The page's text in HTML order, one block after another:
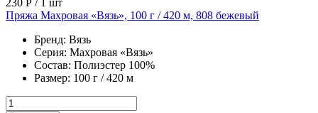
Пряжа Махровая «Вязь», 100 г / 420 м, 808 бежевый
Бренд: Вязь
Серия: Махровая «Вязь»
Состав: Полиэстер 100%
Размер: 100 г / 420 м